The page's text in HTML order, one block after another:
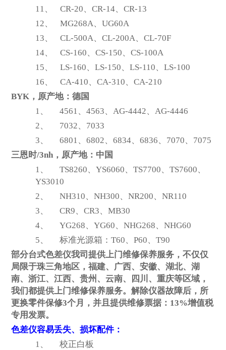
11、
CR-20、CR-14、CR-13
12、
MG268A、UG60A
13、
CL-500A、CL-200A、CL-70F
14、
CS-160、CS-150、CS-100A
15、
LS-160、LS-150、LS-110、LS-100
16、
CA-410、CA-310、CA-210
BYK ，原产地：德国
1、
4561、4563、AG-4442、AG-4446
2、
7032、7033
3、
6801、6802、6834、6836、7070、7075
三恩时/3nh，原产地：中国
1、
TS8260、YS6060、TS7700、TS7600、
YS3010
2、
NH310、NH300、NR200、NR110
3、
CR9、CR3、MB30
4、
YG268、YG60、NHG268、NHG60
5、
标准光源箱：T60、P60、T90
部分台式色差仪我司提供上门维修保养服务，不仅仅
局限于珠三角地区，福建、广西、安徽、湖北、湖
南、浙江、江西、贵州、云南、四川、重庆等区域，
我们都提供上门维修保养服务。解除仪器故障后，所
更换零件保修3个月，并且提供维修票据：13%增值税
专用发票。
色差仪容易丢失、损坏配件：
1、
校正白板